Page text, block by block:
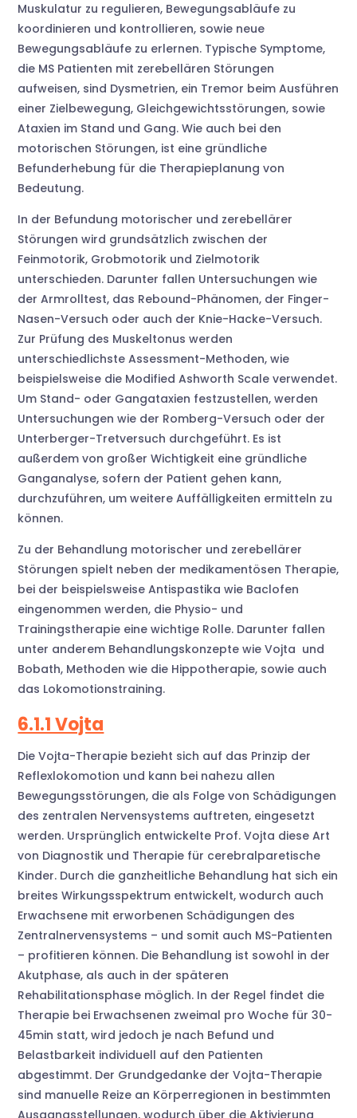
Muskulatur zu regulieren, Bewegungsabläufe zu
koordinieren und kontrollieren, sowie neue
Bewegungsabläufe zu erlernen. Typische Symptome,
die MS Patienten mit zerebellären Störungen
aufweisen, sind Dysmetrien, ein Tremor beim Ausführen
einer Zielbewegung, Gleichgewichtsstörungen, sowie
Ataxien im Stand und Gang. Wie auch bei den
motorischen Störungen, ist eine gründliche
Befunderhebung für die Therapieplanung von
Bedeutung.
In der Befundung motorischer und zerebellärer
Störungen wird grundsätzlich zwischen der
Feinmotorik, Grobmotorik und Zielmotorik
unterschieden. Darunter fallen Untersuchungen wie
der Armrolltest, das Rebound-Phänomen, der Finger-
Nasen-Versuch oder auch der Knie-Hacke-Versuch.
Zur Prüfung des Muskeltonus werden
unterschiedlichste Assessment-Methoden, wie
beispielsweise die Modified Ashworth Scale verwendet.
Um Stand- oder Gangataxien festzustellen, werden
Untersuchungen wie der Romberg-Versuch oder der
Unterberger-Tretversuch durchgeführt. Es ist
außerdem von großer Wichtigkeit eine gründliche
Ganganalyse, sofern der Patient gehen kann,
durchzuführen, um weitere Auffälligkeiten ermitteln zu
können.
Zu der Behandlung motorischer und zerebellärer
Störungen spielt neben der medikamentösen Therapie,
bei der beispielsweise Antispastika wie Baclofen
eingenommen werden, die Physio- und
Trainingstherapie eine wichtige Rolle. Darunter fallen
unter anderem Behandlungskonzepte wie Vojta und
Bobath, Methoden wie die Hippotherapie, sowie auch
das Lokomotionstraining.
6.1.1 Vojta
Die Vojta-Therapie bezieht sich auf das Prinzip der
Reflexlokomotion und kann bei nahezu allen
Bewegungsstörungen, die als Folge von Schädigungen
des zentralen Nervensystems auftreten, eingesetzt
werden. Ursprünglich entwickelte Prof. Vojta diese Art
von Diagnostik und Therapie für cerebralparetische
Kinder. Durch die ganzheitliche Behandlung hat sich ein
breites Wirkungsspektrum entwickelt, wodurch auch
Erwachsene mit erworbenen Schädigungen des
Zentralnervensystems – und somit auch MS-Patienten
– profitieren können. Die Behandlung ist sowohl in der
Akutphase, als auch in der späteren
Rehabilitationsphase möglich. In der Regel findet die
Therapie bei Erwachsenen zweimal pro Woche für 30-
45min statt, wird jedoch je nach Befund und
Belastbarkeit individuell auf den Patienten
abgestimmt. Der Grundgedanke der Vojta-Therapie
sind manuelle Reize an Körperregionen in bestimmten
Ausgangsstellungen, wodurch über die Aktivierung